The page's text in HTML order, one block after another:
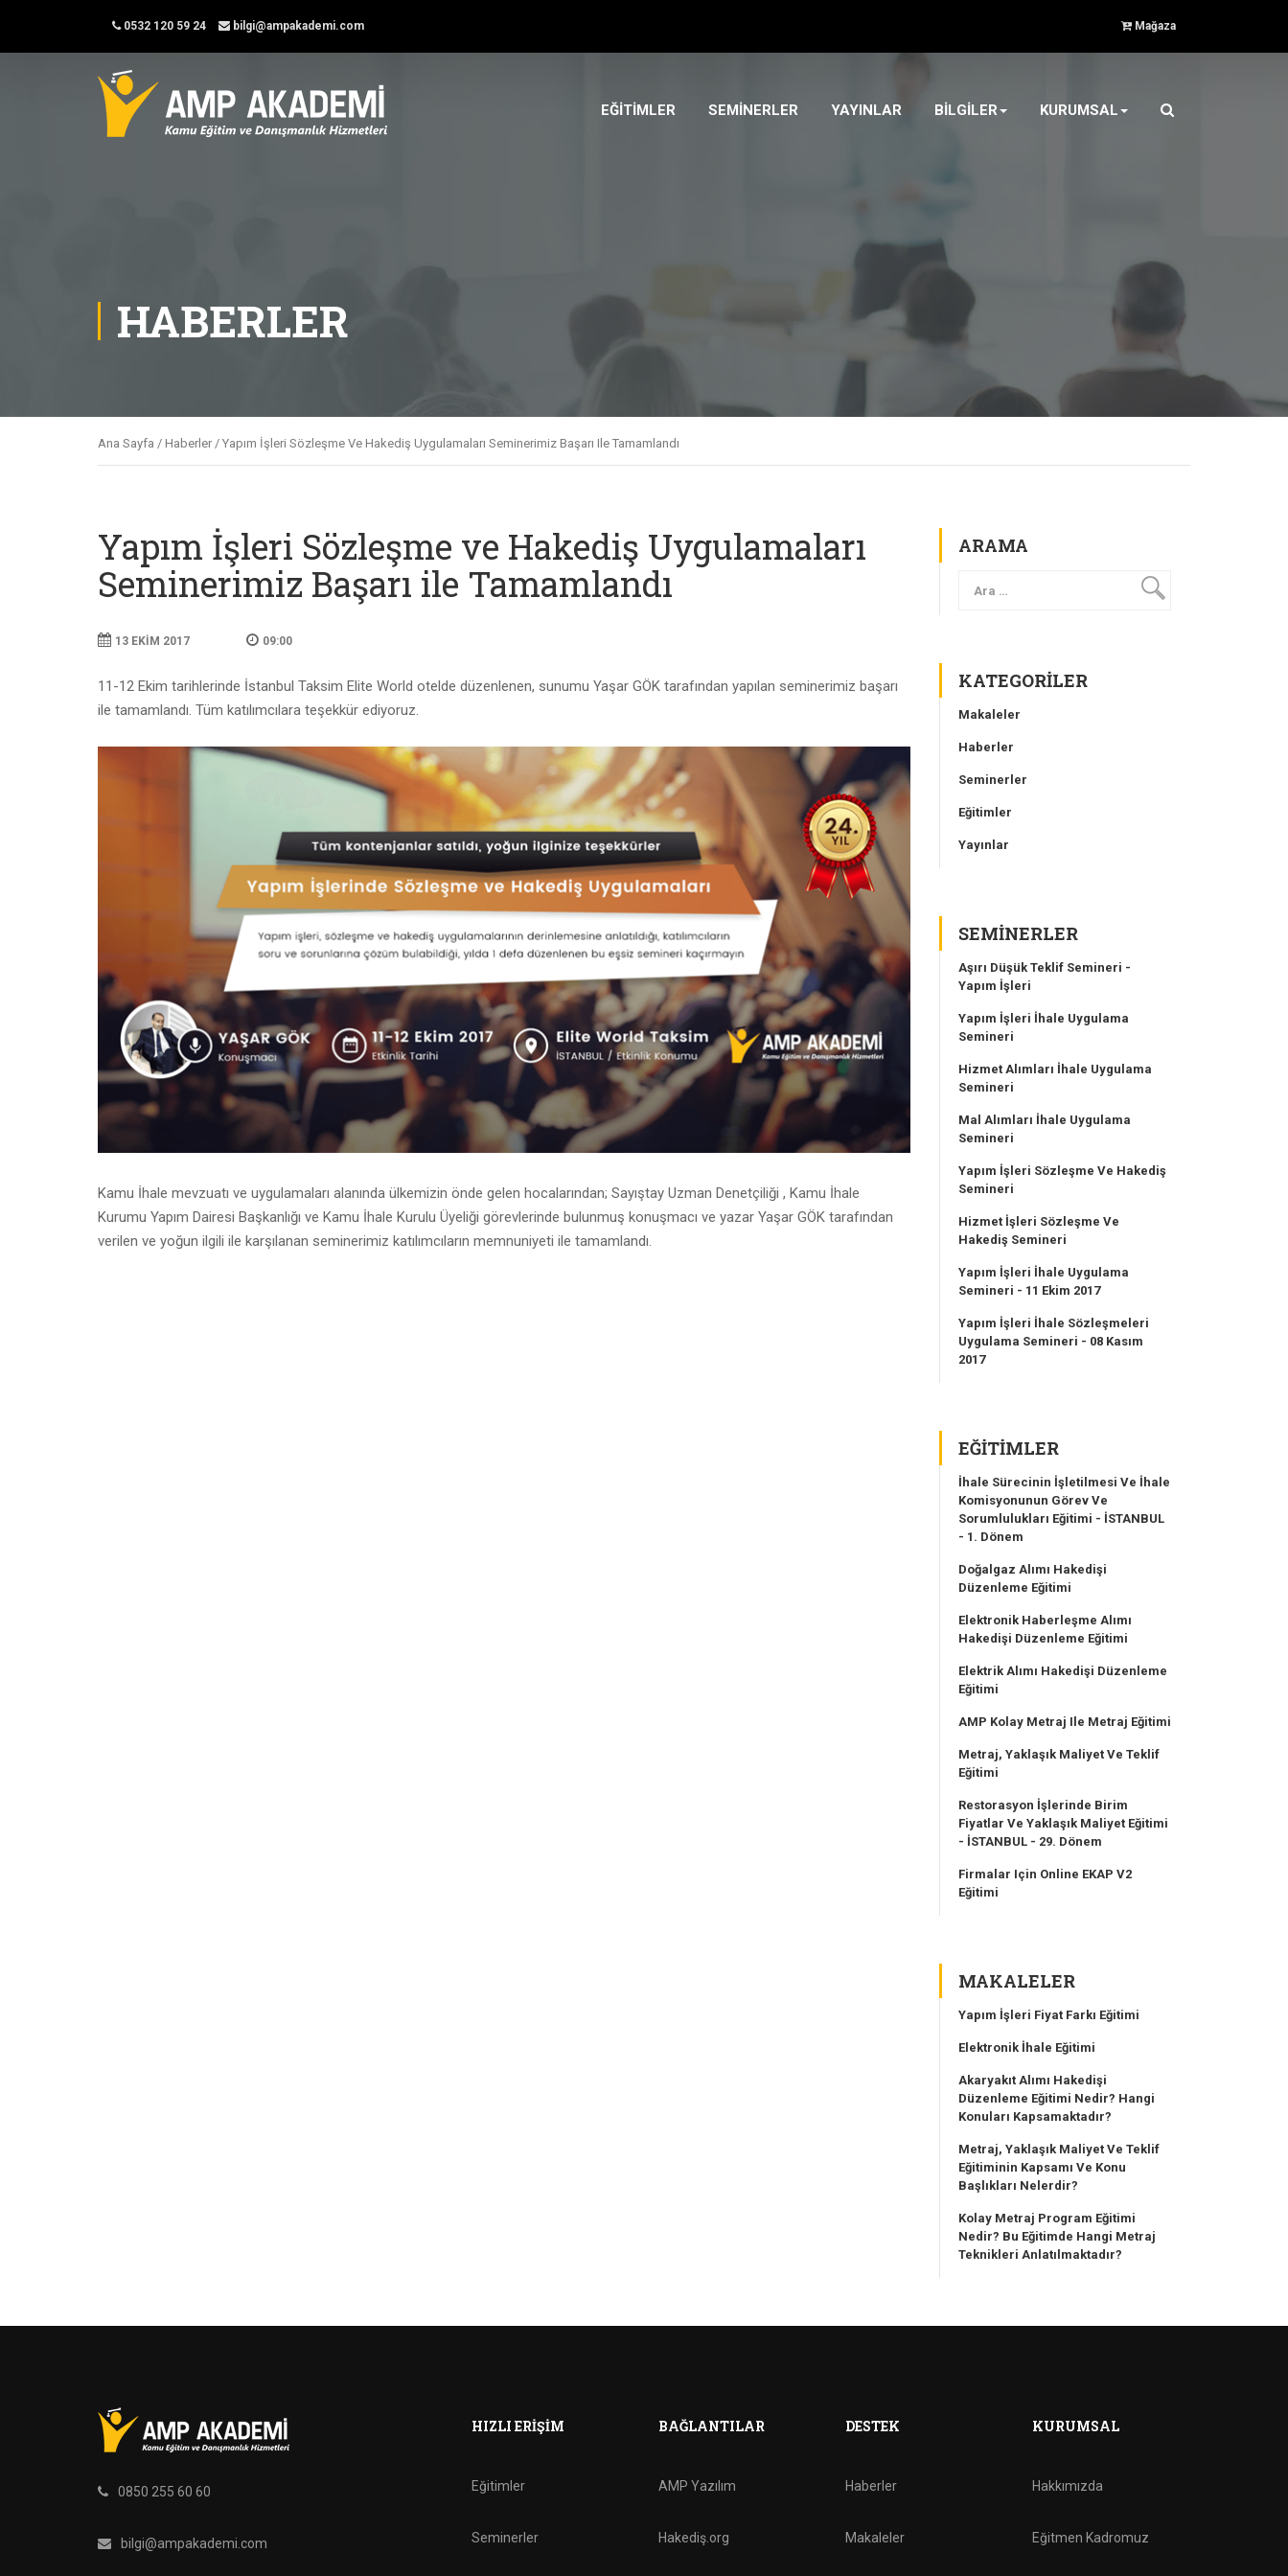
0532 120 59 24 bilgi@ampakademi.com Mağaza
EĞİTİMLER SEMİNERLER YAYINLAR BİLGİLER KURUMSAL
HABERLER
Ana Sayfa / Haberler / Yapım İşleri Sözleşme Ve Hakediş Uygulamaları Seminerimiz Başarı Ile Tamamlandı
Yapım İşleri Sözleşme ve Hakediş Uygulamaları
Seminerimiz Başarı ile Tamamlandı
13 EKIM 2017 09:00
11-12 Ekim tarihlerinde İstanbul Taksim Elite World otelde düzenlenen, sunumu Yaşar GÖK tarafından yapılan seminerimiz başarı
ile tamamlandı. Tüm katılımcılara teşekkür ediyoruz.
Kamu İhale mevzuatı ve uygulamaları alanında ülkemizin önde gelen hocalarından; Sayıştay Uzman Denetçiliği , Kamu İhale
Kurumu Yapım Dairesi Başkanlığı ve Kamu İhale Kurulu Üyeliği görevlerinde bulunmuş konuşmacı ve yazar Yaşar GÖK tarafından
verilen ve yoğun ilgili ile karşılanan seminerimiz katılımcıların memnuniyeti ile tamamlandı.
ARAMA
KATEGORILER
Makaleler
Haberler
Seminerler
Eğitimler
Yayınlar
SEMINERLER
Aşırı Düşük Teklif Semineri -
Yapım İşleri
Yapım İşleri İhale Uygulama
Semineri
Hizmet Alımları İhale Uygulama
Semineri
Mal Alımları İhale Uygulama
Semineri
Yapım İşleri Sözleşme Ve Hakediş
Semineri
Hizmet İşleri Sözleşme Ve
Hakediş Semineri
Yapım İşleri İhale Uygulama
Semineri - 11 Ekim 2017
Yapım İşleri İhale Sözleşmeleri
Uygulama Semineri - 08 Kasım
2017
EĞITIMLER
İhale Sürecinin İşletilmesi Ve İhale
Komisyonunun Görev Ve
Sorumlulukları Eğitimi - İSTANBUL
- 1. Dönem
Doğalgaz Alımı Hakedişi
Düzenleme Eğitimi
Elektronik Haberleşme Alımı
Hakedişi Düzenleme Eğitimi
Elektrik Alımı Hakedişi Düzenleme
Eğitimi
AMP Kolay Metraj Ile Metraj Eğitimi
Metraj, Yaklaşık Maliyet Ve Teklif
Eğitimi
Restorasyon İşlerinde Birim
Fiyatlar Ve Yaklaşık Maliyet Eğitimi
- İSTANBUL - 29. Dönem
Firmalar Için Online EKAP V2
Eğitimi
MAKALELER
Yapım İşleri Fiyat Farkı Eğitimi
Elektronik İhale Eğitimi
Akaryakıt Alımı Hakedişi
Düzenleme Eğitimi Nedir? Hangi
Konuları Kapsamaktadır?
Metraj, Yaklaşık Maliyet Ve Teklif
Eğitiminin Kapsamı Ve Konu
Başlıkları Nelerdir?
Kolay Metraj Program Eğitimi
Nedir? Bu Eğitimde Hangi Metraj
Teknikleri Anlatılmaktadır?
0850 255 60 60
bilgi@ampakademi.com
HIZLI ERIŞIM
Eğitimler
Seminerler
BAĞLANTILAR
AMP Yazılım
Hakediş.org
DESTEK
Haberler
Makaleler
KURUMSAL
Hakkımızda
Eğitmen Kadromuz